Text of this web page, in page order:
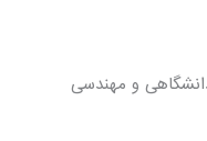
و مهندسی